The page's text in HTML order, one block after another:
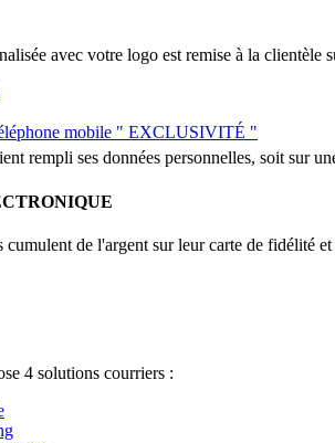
avec votre logo est remise à la clientèle
mobile " EXCLUSIVITÉ "
rempli ses données personnelles, soit sur
cumulent de l'argent sur leur carte de fidélité
4 solutions courriers :